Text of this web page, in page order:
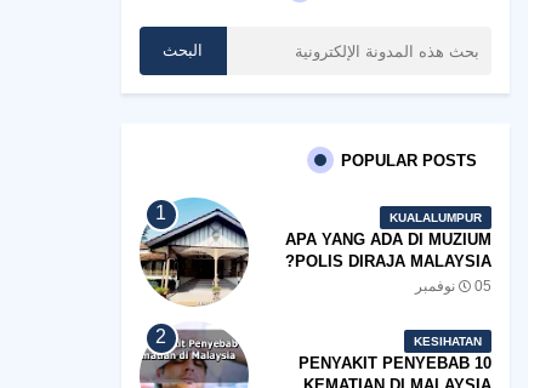
POPULAR POSTS
KUALALUMPUR
APA YANG ADA DI MUZIUM
POLIS DIRAJA MALAYSIA?
05 نوفمبر
KESIHATAN
10 PENYAKIT PENYEBAB